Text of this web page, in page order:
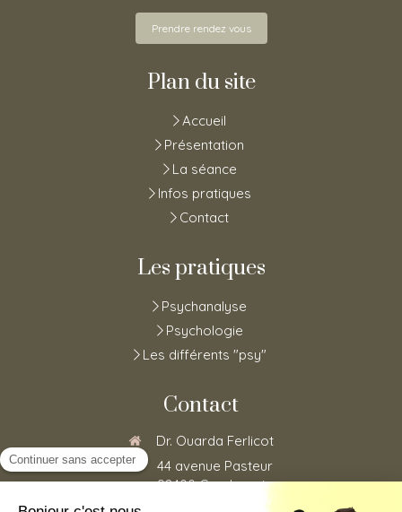
Prendre rendez vous
Plan du site
Accueil
Présentation
La séance
Infos pratiques
Contact
Les pratiques
Psychanalyse
Psychologie
Les différents "psy"
Contact
Dr. Ouarda Ferlicot
44 avenue Pasteur
92400 Courbevoie